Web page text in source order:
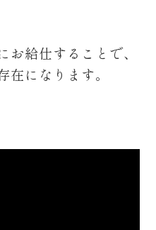
お給仕することで、
在になります。